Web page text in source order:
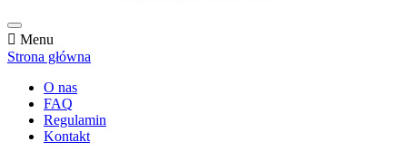
Menu
Strona główna
O nas
FAQ
Regulamin
Kontakt